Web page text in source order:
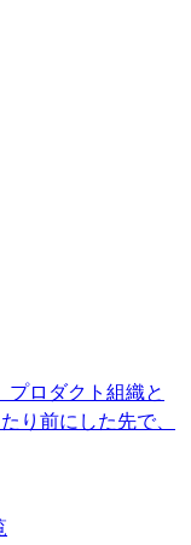
プロダクト組織と
前にした先で、